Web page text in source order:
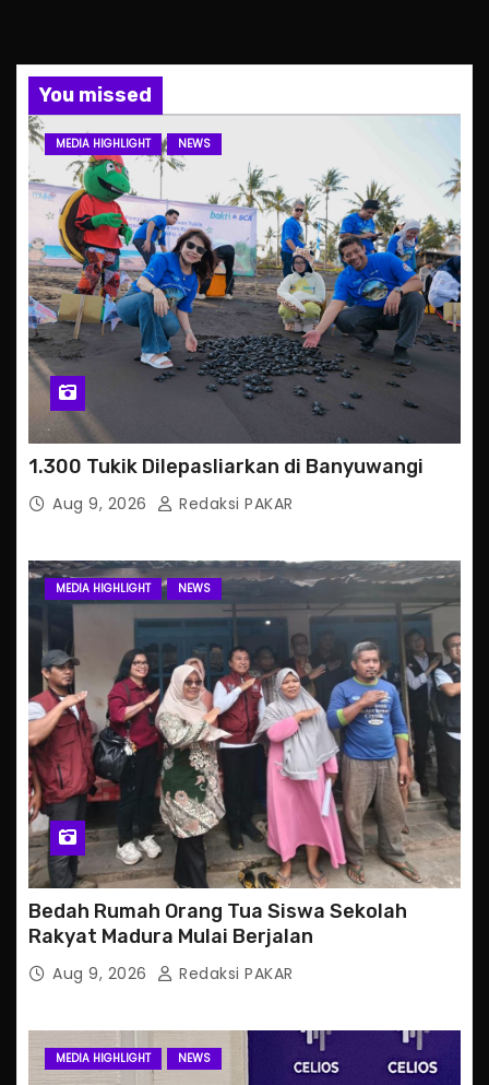
You missed
MEDIA HIGHLIGHT NEWS
1.300 Tukik Dilepasliarkan di Banyuwangi
Aug 9, 2026 Redaksi PAKAR
MEDIA HIGHLIGHT NEWS
Bedah Rumah Orang Tua Siswa Sekolah
Rakyat Madura Mulai Berjalan
Aug 9, 2026 Redaksi PAKAR
MEDIA HIGHLIGHT NEWS